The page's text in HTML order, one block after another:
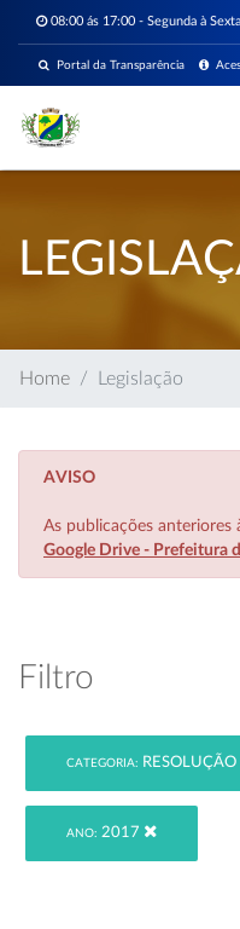
08:00 ás 17:00 - Segunda à
Portal da Transparência
Home Legislação
AVISO
As publicações
Google Drive - Prefeitura
Filtro
CATEGORIA: RESOLUÇÃO
ANO: 2017